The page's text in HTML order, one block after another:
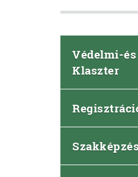
Védelmi-
Klaszter